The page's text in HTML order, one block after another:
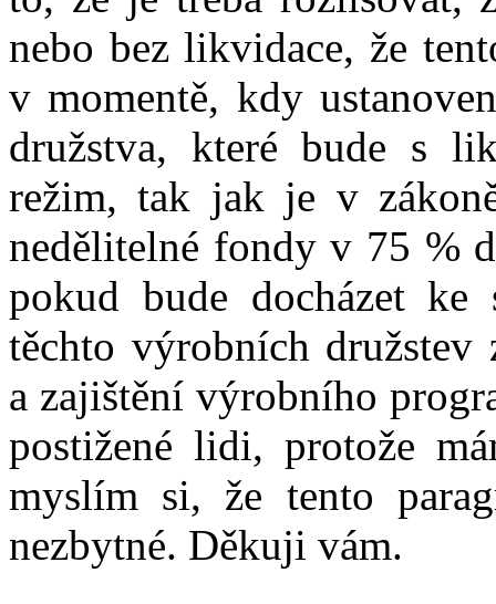
nebo bez likvidace, že
v momentě, kdy
družstva, které bude s
režim, tak jak je v
nedělitelné fondy v 75 %
pokud bude docházet
těchto výrobních družstev
a zajištění výrobního
postižené lidi, protože
myslím si, že tento
nezbytné. Děkuji vám.